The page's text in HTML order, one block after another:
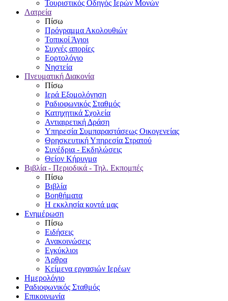
Τουριστικός Οδηγός Ιερών Μονών
Λατρεία
Πίσω
Πρόγραμμα Ακολουθιών
Τοπικοί Άγιοι
Συχνές απορίες
Εορτολόγιο
Νηστεία
Πνευματική Διακονία
Πίσω
Ιερά Εξομολόγηση
Ραδιοφωνικός Σταθμός
Κατηχητικά Σχολεία
Αντιαιρετική Δράση
Υπηρεσία Συμπαραστάσεως Οικογενείας
Θρησκευτική Υπηρεσία Στρατού
Συνέδρια - Εκδηλώσεις
Θείον Κήρυγμα
Βιβλία - Περιοδικά - Τηλ. Εκπομπές
Πίσω
Βιβλία
Βοηθήματα
Η εκκλησία κοντά μας
Ενημέρωση
Πίσω
Ειδήσεις
Ανακοινώσεις
Εγκύκλιοι
Άρθρα
Κείμενα εργασιών Ιερέων
Ημερολόγιο
Ραδιοφωνικός Σταθμός
Επικοινωνία